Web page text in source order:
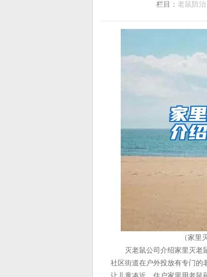
栏目： 老鼠防治
（家里
灭老鼠公司介绍家里灭老鼠
社区街道在户外投放有专门的